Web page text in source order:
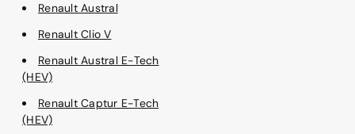
Renault Austral
Renault Clio V
Renault Austral E-Tech
(HEV)
Renault Captur E-Tech
(HEV)